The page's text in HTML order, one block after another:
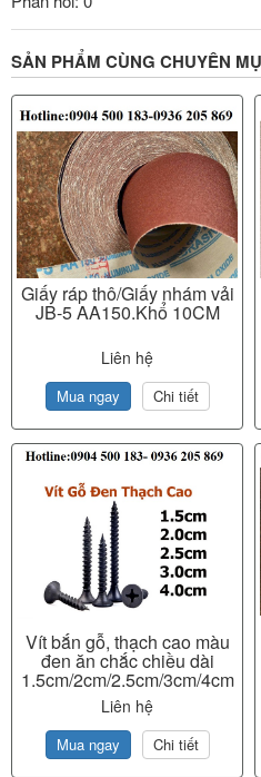
SẢN PHẨM CÙNG CHUYÊN
Giấy ráp thô/Giấy nhám vải
JB-5 AA150.Khổ 10CM
Liên hệ
Mua ngay Chi tiết
Vít bắn gỗ, thạch cao màu
đen ăn chắc chiều dài
1.5cm/2cm/2.5cm/3cm/4cm
Liên hệ
Mua ngay Chi tiết